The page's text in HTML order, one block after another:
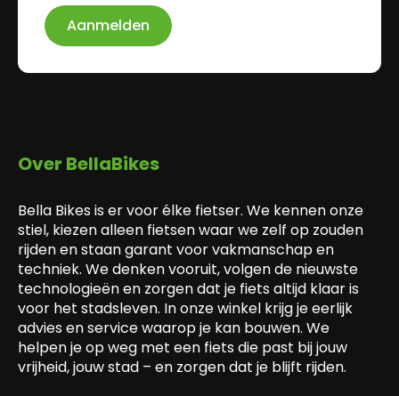
Aanmelden
Over BellaBikes
Bella Bikes is er voor élke fietser. We kennen onze
stiel, kiezen alleen fietsen waar we zelf op zouden
rijden en staan garant voor vakmanschap en
techniek. We denken vooruit, volgen de nieuwste
technologieën en zorgen dat je fiets altijd klaar is
voor het stadsleven. In onze winkel krijg je eerlijk
advies en service waarop je kan bouwen. We
helpen je op weg met een fiets die past bij jouw
vrijheid, jouw stad – en zorgen dat je blijft rijden.